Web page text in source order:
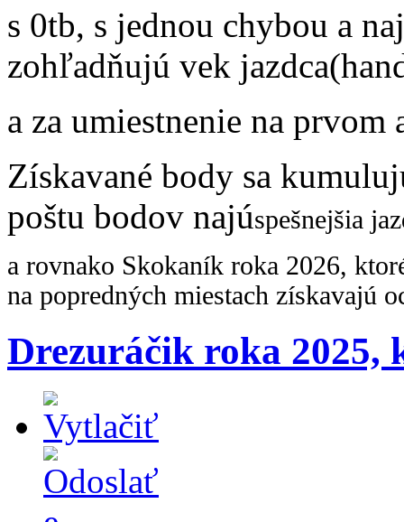
s 0tb, s jednou chybou a
zohľadňujú vek
a za umiestnenie na prvom
Získavané body sa
poštu bodov najúspešnejšia
a rovnako Skokaník roka 2026,
na popredných miestach získavajú
Drezuráčik roka 2025,